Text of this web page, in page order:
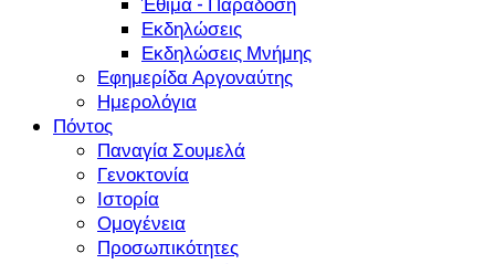
Εκδηλώσεις
Εκδηλώσεις Μνήμης
Εφημερίδα Αργοναύτης
Ημερολόγια
Πόντος
Παναγία Σουμελά
Γενοκτονία
Ιστορία
Ομογένεια
Προσωπικότητες